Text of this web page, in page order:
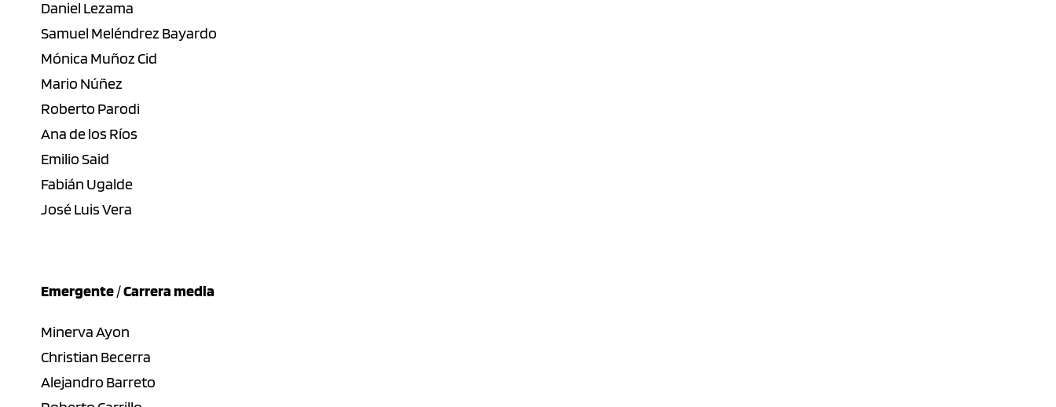
Daniel Lezama
Samuel Meléndrez Bayardo
Mónica Muñoz Cid
Mario Núñez
Roberto Parodi
Ana de los Ríos
Emilio Said
Fabián Ugalde
José Luis Vera
Emergente/Carrera media
Minerva Ayon
Christian Becerra
Alejandro Barreto